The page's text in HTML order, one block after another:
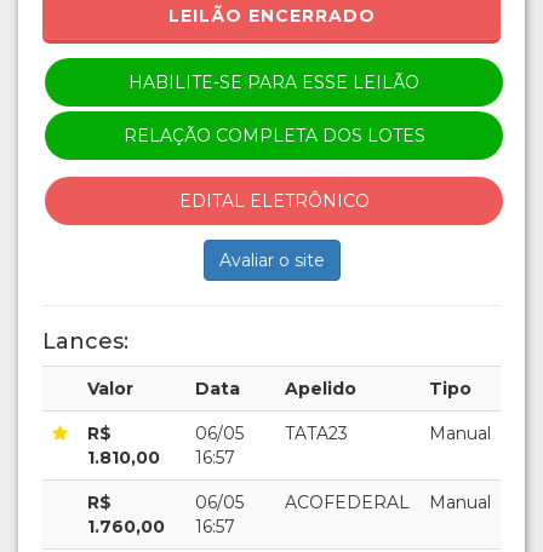
LEILÃO ENCERRADO
HABILITE-SE PARA ESSE LEILÃO
RELAÇÃO COMPLETA DOS LOTES
EDITAL ELETRÔNICO
Avaliar o site
Lances:
Valor Data Apelido Tipo
R$
1.810,00
06/05
16:57
TATA23 Manual
R$
1.760,00
06/05
16:57
ACOFEDERAL Manual